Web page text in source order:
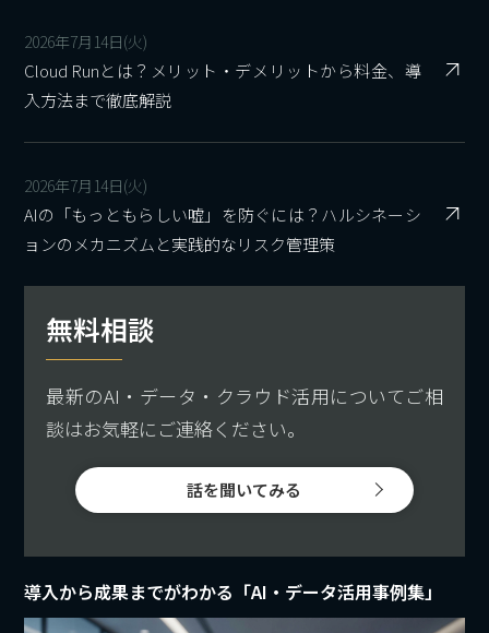
2026年7月14日(火)
Cloud Runとは？メリット・デメリットから料金、導
入方法まで徹底解説
2026年7月14日(火)
AIの「もっともらしい嘘」を防ぐには？ハルシネーシ
ョンのメカニズムと実践的なリスク管理策
無料相談
最新のAI・データ・クラウド活用についてご相
談はお気軽にご連絡ください。
話を聞いてみる
導入から成果までがわかる「AI・データ活用事例集」